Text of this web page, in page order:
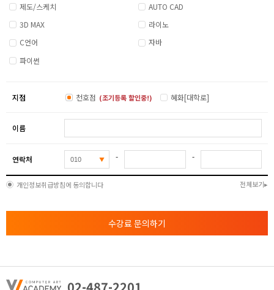
제도/스케치
AUTO CAD
3D MAX
라이노
C언어
자바
파이썬
지점 천호점 (조기등록 할인중!) 혜화[대학로]
이름
연락처 - -
개인정보취급방침에 동의합니다 전체보기
수강료 문의하기